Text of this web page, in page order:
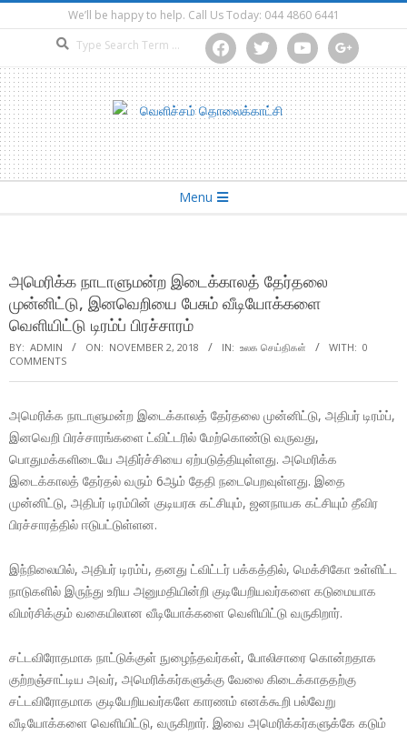
to
We’ll be happy to help. Call Us Today: 044 4860 6441
facebooktwitter youtube google
Menu
அமெரிக்க நாடாளுமன்ற இடைக்காலத் தேர்தலை
முன்னிட்டு, இனவெறியை பேசும் வீடியோக்களை
வெளியிட்டு டிரம்ப் பிரச்சாரம்
BY: ADMIN ON: NOVEMBER 2, 2018 IN: உலக செய்திகள் WITH: 0
COMMENTS
அமெரிக்க நாடாளுமன்ற இடைக்காலத் தேர்தலை முன்னிட்டு, அதிபர் டிரம்ப்,
இனவெறி பிரச்சாரங்களை ட்விட்டரில் மேற்கொண்டு வருவது,
பொதுமக்களிடையே அதிர்ச்சியை ஏற்படுத்தியுள்ளது. அமெரிக்க
இடைக்காலத் தேர்தல் வரும் 6ஆம் தேதி நடைபெறவுள்ளது. இதை
முன்னிட்டு, அதிபர் டிரம்பின் குடியரசு கட்சியும், ஜனநாயக கட்சியும் தீவிர
பிரச்சாரத்தில் ஈடுபட்டுள்ளன.
இந்நிலையில், அதிபர் டிரம்ப், தனது ட்விட்டர் பக்கத்தில், மெக்சிகோ உள்ளிட்ட
நாடுகளில் இருந்து உரிய அனுமதியின்றி குடியேறியவர்களை கடுமையாக
விமர்சிக்கும் வகையிலான வீடியோக்களை வெளியிட்டு வருகிறார்.
சட்டவிரோதமாக நாட்டுக்குள் நுழைந்தவர்கள், போலிசாரை கொன்றதாக
குற்றஞ்சாட்டிய அவர், அமெரிக்கர்களுக்கு வேலை கிடைக்காததற்கு
சட்டவிரோதமாக குடியேறியவர்களே காரணம் எனக்கூறி பல்வேறு
வீடியோக்களை வெளியிட்டு, வருகிறார். இவை அமெரிக்கர்களுக்கே கடும்